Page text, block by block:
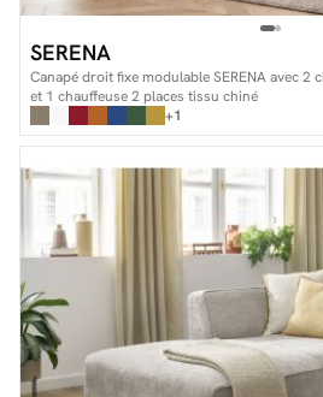
SERENA
Canapé droit fixe modulable SERENA avec 2
et 1 chauffeuse 2 places tissu chiné
+1